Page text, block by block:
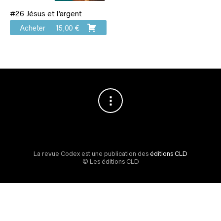
#26 Jésus et l’argent
Acheter 15,00 €
La revue Codex est une publication des éditions CLD
© Les éditions CLD